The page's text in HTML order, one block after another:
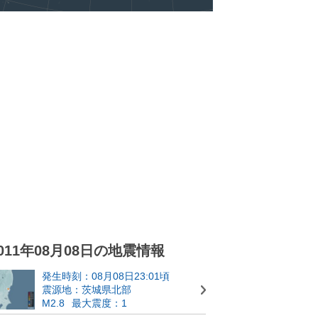
年08月08日の地震情報
発生時刻：08月08日23:01頃
震源地：茨城県北部
M2.8
最大震度：1